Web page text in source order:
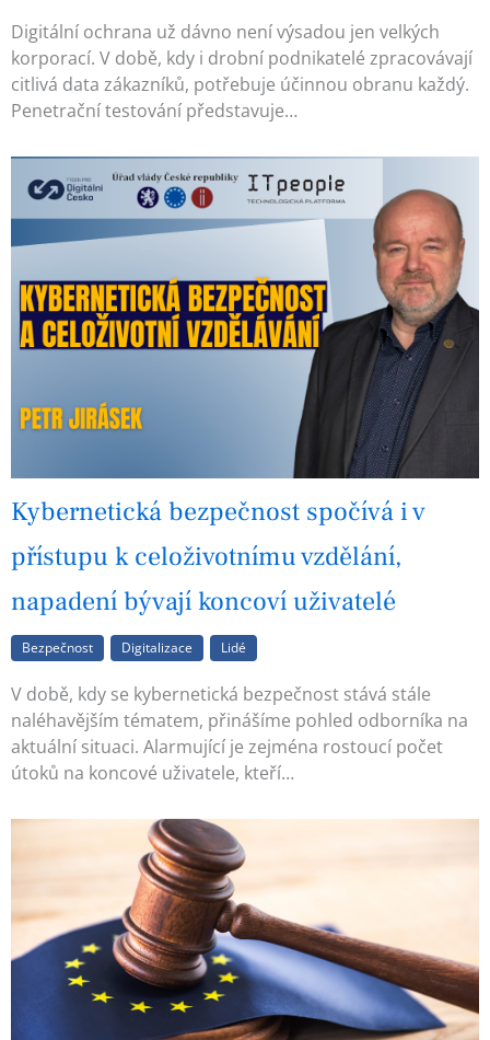
Digitální ochrana už dávno není výsadou jen velkých
korporací. V době, kdy i drobní podnikatelé zpracovávají
citlivá data zákazníků, potřebuje účinnou obranu každý.
Penetrační testování představuje…
Kybernetická bezpečnost spočívá i v
přístupu k celoživotnímu vzdělání,
napadení bývají koncoví uživatelé
Bezpečnost Digitalizace Lidé
V době, kdy se kybernetická bezpečnost stává stále
naléhavějším tématem, přinášíme pohled odborníka na
aktuální situaci. Alarmující je zejména rostoucí počet
útoků na koncové uživatele, kteří…